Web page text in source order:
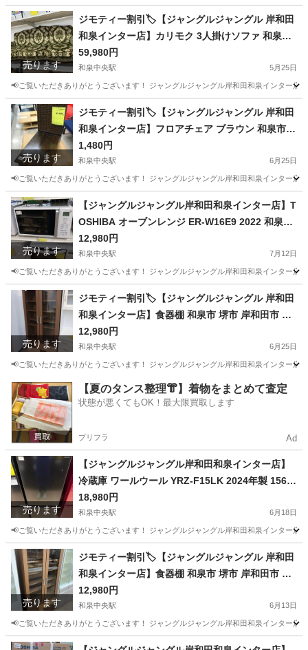
売ります
ジモティー割引🏷️【ジャングルジャングル 岸和田
和泉インター店】カリモク 3人掛けソファ 和泉市
堺市 岸和田市 泉大津市 高石市 泉北郡熊取町
59,980円
和泉中央駅 5月25日
📢ご覧いただきありがとうございます！ ジャングルジャングル岸和田和泉インター
大阪 和泉市 ソファ
売ります
ジモティー割引🏷️【ジャングルジャングル 岸和田
和泉インター店】フロアチェア ブラウン 和泉市
堺市 岸和田市 泉大津市 高石市 泉北郡熊取町
1,480円
和泉中央駅 6月25日
📢ご覧いただきありがとうございます！ ジャングルジャングル岸和田和泉インター
大阪 和泉市 和泉中央駅 椅子
売ります
【ジャングルジャングル岸和田和泉インター店】T
OSHIBA オーブンレンジ ER-W16E9 2022 和泉市
堺市 岸和田市 泉大津市 高石市 泉北郡熊取町
12,980円
和泉中央駅 7月12日
📢ご覧いただきありがとうございます！ ジャングルジャングル岸和田和泉インター
大阪 和泉市 キッチン家電 ジャングル
売ります
ジモティー割引🏷️【ジャングルジャングル 岸和田
和泉インター店】食器棚 和泉市 堺市 岸和田市 泉
大津市 高石市 泉北郡熊取町
12,980円
和泉中央駅 6月25日
📢ご覧いただきありがとうございます！ ジャングルジャングル岸和田和泉インター
大阪 和泉市 和泉中央駅 収納家具 ジャングル
【夏のタンス整理👘】着物をまとめて査定
状態が悪くてもOK！最大限買取します
プリフラ Ad
売ります
【ジャングルジャングル岸和田和泉インター店】
冷蔵庫 ワールウール YRZ-F15LK 2024年製 156L
高年式 2ドア 1人暮らし用 家電 和泉市 堺市 岸和
田市 泉大津市 高石市 泉北郡熊取町
18,980円
和泉中央駅 6月18日
📢ご覧いただきありがとうございます！ ジャングルジャングル岸和田和泉インター
大阪 和泉市 キッチン家電 ジャングル
売ります
ジモティー割引🏷️【ジャングルジャングル 岸和田
和泉インター店】食器棚 和泉市 堺市 岸和田市 泉
大津市 高石市 泉北郡熊取町
12,980円
和泉中央駅 6月13日
📢ご覧いただきありがとうございます！ ジャングルジャングル岸和田和泉インター
大阪 和泉市 和泉中央駅 収納家具